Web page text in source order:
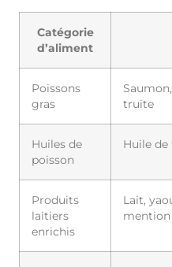
Catégorie
d’aliment
Poissons
gras
truite
Huiles de
poisson
Huile
Produits
laitiers
enrichis
Lait,
mention